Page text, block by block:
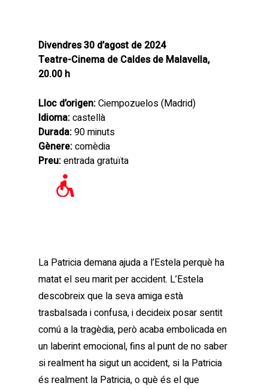
Divendres 30 d’agost de 2024
Teatre-Cinema de Caldes de Malavella,
20.00 h
Lloc d’origen:Ciempozuelos (Madrid)
Idioma:castellà
Durada:90 minuts
Gènere:comèdia
Preu:entrada gratuïta
La Patricia demana ajuda a l’Estela perquè ha
matat el seu marit per accident. L’Estela
descobreix que la seva amiga està
trasbalsada i confusa, i decideix posar sentit
comú a la tragèdia, però acaba embolicada en
un laberint emocional, fins al punt de no saber
si realment ha sigut un accident, si la Patricia
és realment la Patricia, o què és el que